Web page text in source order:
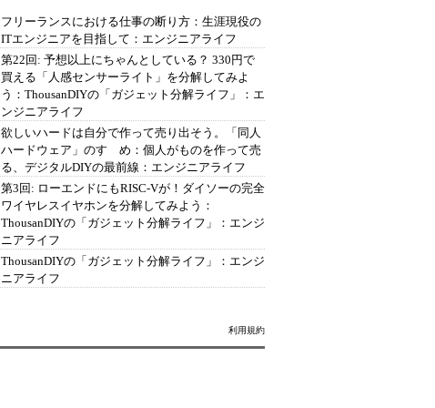
フリーランスにおける仕事の断り方：生涯現役の
ITエンジニアを目指して：エンジニアライフ
第22回: 予想以上にちゃんとしている？ 330円で
買える「人感センサーライト」を分解してみよ
う：ThousanDIYの「ガジェット分解ライフ」：エ
ンジニアライフ
欲しいハードは自分で作って売り出そう。「同人
ハードウェア」のすゝめ：個人がものを作って売
る、デジタルDIYの最前線：エンジニアライフ
第3回: ローエンドにもRISC-Vが！ダイソーの完全
ワイヤレスイヤホンを分解してみよう：
ThousanDIYの「ガジェット分解ライフ」：エンジ
ニアライフ
ThousanDIYの「ガジェット分解ライフ」：エンジ
ニアライフ
利用規約